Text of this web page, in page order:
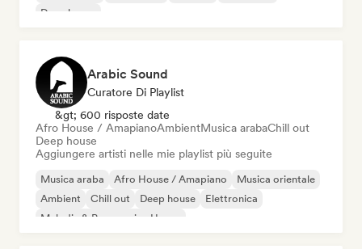
Deep house
Arabic Sound
Curatore Di Playlist
&gt; 600 risposte date
Afro House / AmapianoAmbientMusica arabaChill out
Deep house
Aggiungere artisti nelle mie playlist più seguite
Musica araba Afro House / Amapiano
Musica orientale
Ambient
Chill out Deep house
Elettronica
Melodic & Progressive House